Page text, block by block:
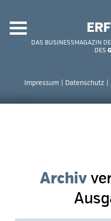
DAS BUSINESSMAGAZIN
DES
Impressum Datenschutz
Archiv